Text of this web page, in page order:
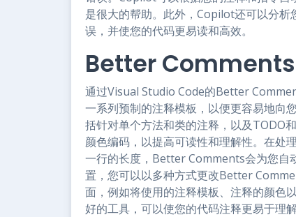
是很大的帮助。此外，Copilot还可以分
误，并使您的代码更易读和高效。
Better Comments
通过Visual Studio Code的Better
一系列预制的注释模板，以便更容易地向
括针对单个方法和类的注释，以及TODO
颜色编码，以提高可读性和理解性。在处
一行的长度，Better Comments会为您自
置，您可以以多种方式更改Better
面，例如将使用的注释模板、注释的颜色
好的工具，可以使您的代码注释更易于理